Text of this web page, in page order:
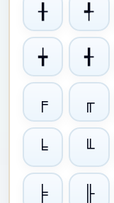
╂ ╃
╈ ╉
╒ ╓
╘ ╙
╞ ╟